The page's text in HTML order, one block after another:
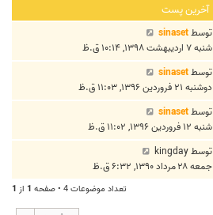
آخرین پست
توسطsinaset
شنبه ۷ اردیبهشت ۱۳۹۸, ۱۰:۱۴ ق.ظ
توسطsinaset
دوشنبه ۲۱ فروردین ۱۳۹۶, ۱۱:۰۳ ق.ظ
توسطsinaset
شنبه ۱۲ فروردین ۱۳۹۶, ۱۱:۰۲ ق.ظ
توسطkingday
جمعه ۲۸ مرداد ۱۳۹۰, ۶:۳۲ ق.ظ
تعداد موضوعات 4 • صفحه 1 از 1